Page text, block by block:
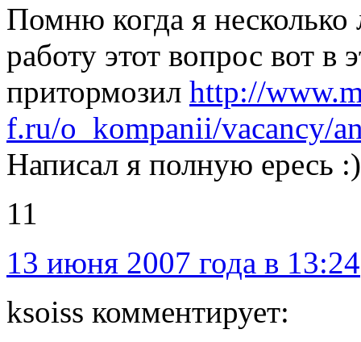
Помню когда я несколько
работу этот вопрос вот в
притормозил http://
f.ru/o_kompanii/vacancy/
Написал я полную ересь :)
11
13 июня 2007 года в 13:24
ksoiss комментирует: